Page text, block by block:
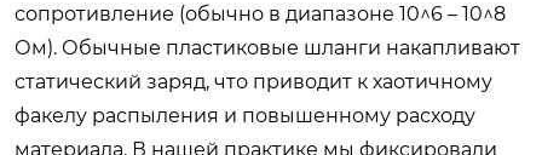
сопротивление (обычно в диапазоне 10^6 – 10^8
Ом). Обычные пластиковые шланги накапливают
статический заряд, что приводит к хаотичному
факелу распыления и повышенному расходу
материала. В нашей практике мы фиксировали